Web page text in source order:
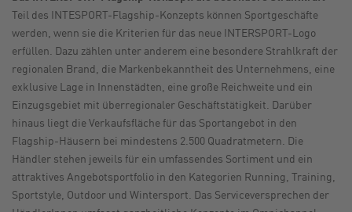
Teil des INTESPORT-Flagship-Konzepts können Sportgeschäfte
werden, wenn sie die Kriterien für das neue INTERSPORT-Logo
erfüllen. Dazu zählen unter anderem eine besondere Strahlkraft der
regionalen Brand, die Markenbekanntheit des Unternehmens, eine
exklusive Lage in Innenstädten, eine große Reichweite und ein
Einzugsgebiet mit überregionaler Geschäftstätigkeit. Darüber
hinaus liegt die Verkaufsfläche für das Sportangebot in den
Flagship-Häusern bei mindestens 2.500 Quadratmetern. Die
Händler stehen jeweils für ein umfassendes Sortiment und ein
attraktives Angebotsportfolio in den Kategorien Running, Training,
Sportstyle, Outdoor und Wintersport. Das Serviceversprechen der